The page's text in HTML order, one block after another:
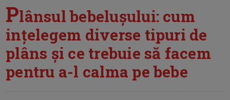
Plânsul bebelușului: cum
ințelegem diverse tipuri de
plâns și ce trebuie să facem
pentru a-l calma pe bebe